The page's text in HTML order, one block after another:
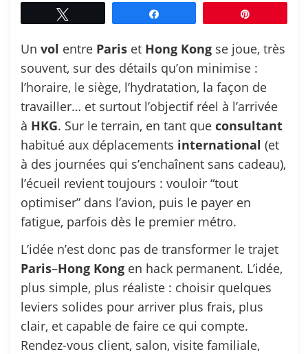
Un vol entre Paris et Hong Kong se joue, très
souvent, sur des détails qu’on minimise :
l’horaire, le siège, l’hydratation, la façon de
travailler… et surtout l’objectif réel à l’arrivée
à HKG. Sur le terrain, en tant que consultant
habitué aux déplacements international (et
à des journées qui s’enchaînent sans cadeau),
l’écueil revient toujours : vouloir “tout
optimiser” dans l’avion, puis le payer en
fatigue, parfois dès le premier métro.
L’idée n’est donc pas de transformer le trajet
Paris–Hong Kong en hack permanent. L’idée,
plus simple, plus réaliste : choisir quelques
leviers solides pour arriver plus frais, plus
clair, et capable de faire ce qui compte.
Rendez-vous client, salon, visite familiale,